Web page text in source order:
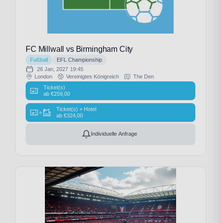
FC Millwall vs Birmingham City
Fußball
EFL Championship
26 Jan, 2027 19:45
London
Vereinigtes Königreich
The Den
Ticket(s)
ab €259,00
+
Ticket(s) + Hotel
ab €324,00
Individuelle Anfrage